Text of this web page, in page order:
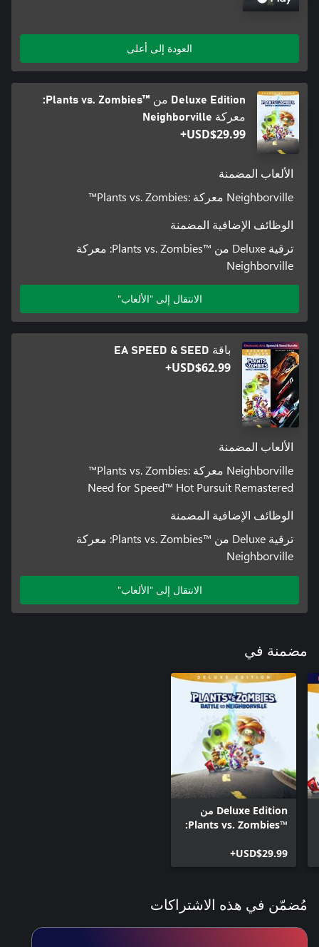
العودة إلى أعلى
Deluxe Edition من Plants vs. Zombies™‎:
معركة Neighborville
USD$29.99+
الألعاب المضمنة
Neighborville معركة :Plants vs. Zombies™
الوظائف الإضافية المضمنة
ترقية Deluxe من Plants vs. Zombies™‎: معركة
Neighborville
الانتقال إلى "الألعاب"
باقة EA SPEED & SEED
USD$62.99+
الألعاب المضمنة
Neighborville معركة :Plants vs. Zombies™
Need for Speed™ Hot Pursuit Remastered
الوظائف الإضافية المضمنة
ترقية Deluxe من Plants vs. Zombies™‎: معركة
Neighborville
الانتقال إلى "الألعاب"
مضمنة في
Deluxe Edition من
Plants vs. Zombies™‎:
USD$29.99+
مُضمّن في هذه الاشتراكات